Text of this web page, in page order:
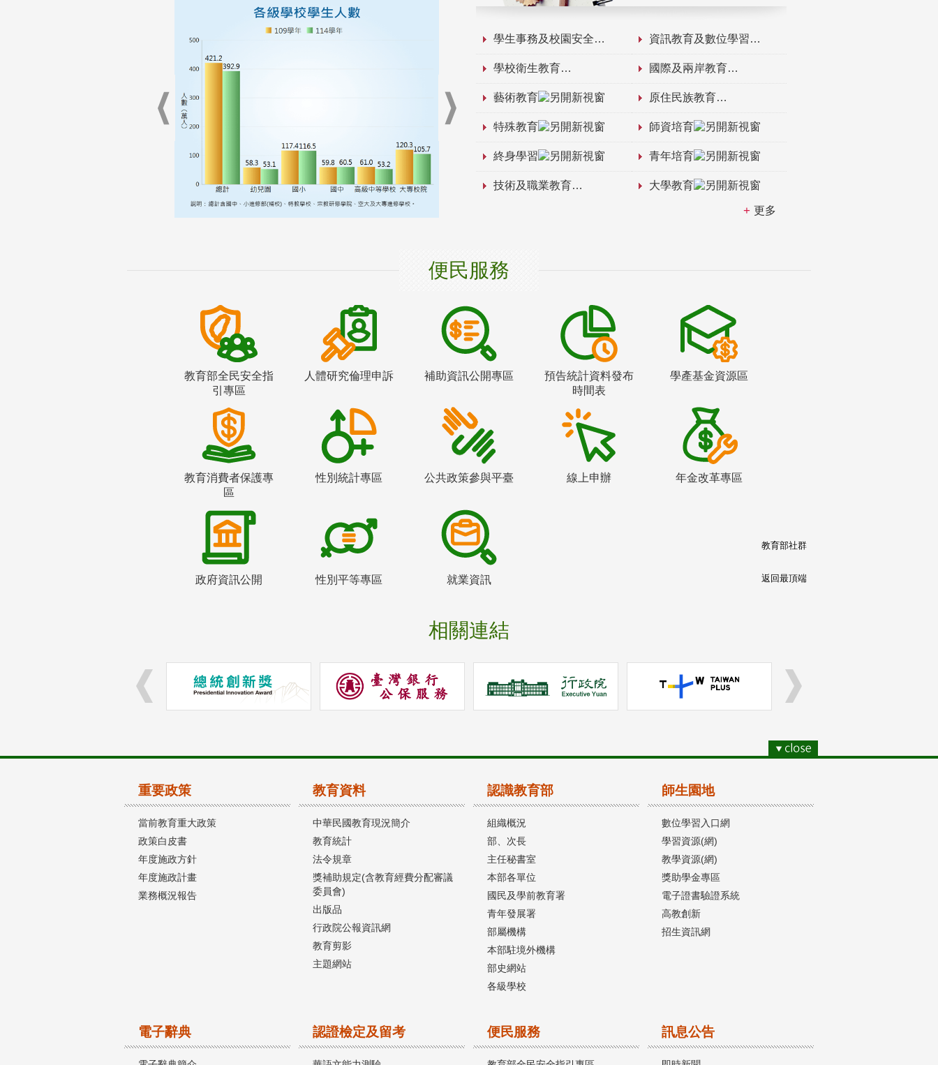
學生事務及校園安全 資訊教育及數位學習
學校衛生教育 國際及兩岸教育
藝術教育 原住民族教育
特殊教育 師資培育
終身學習 青年培育
技術及職業教育 大學教育
更多
便民服務
教育部全民安全指
引專區
人體研究倫理申訴 補助資訊公開專區
預告統計資料發布
時間表
學產基金資源區
教育消費者保護專
區
性別統計專區 公共政策參與平臺 線上申辦 年金改革專區
政府資訊公開 性別平等專區 就業資訊
相關連結
教育部社群
返回最頂端
重要政策
當前教育重大政策
政策白皮書
年度施政方針
年度施政計畫
業務概況報告
教育資料
中華民國教育現況簡介
教育統計
法令規章
獎補助規定(含教育經費分配審議
委員會)
出版品
行政院公報資訊網
教育剪影
主題網站
認識教育部
組織概況
部、次長
主任秘書室
本部各單位
國民及學前教育署
青年發展署
部屬機構
本部駐境外機構
部史網站
各級學校
師生園地
數位學習入口網
學習資源(網)
教學資源(網)
獎助學金專區
電子證書驗證系統
高教創新
招生資訊網
電子辭典 認證檢定及留考 便民服務 訊息公告